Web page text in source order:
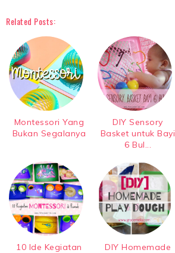
Related Posts:
Montessori Yang
Bukan Segalanya
DIY Sensory
Basket untuk Bayi
6 Bul...
10 Ide Kegiatan
DIY Homemade